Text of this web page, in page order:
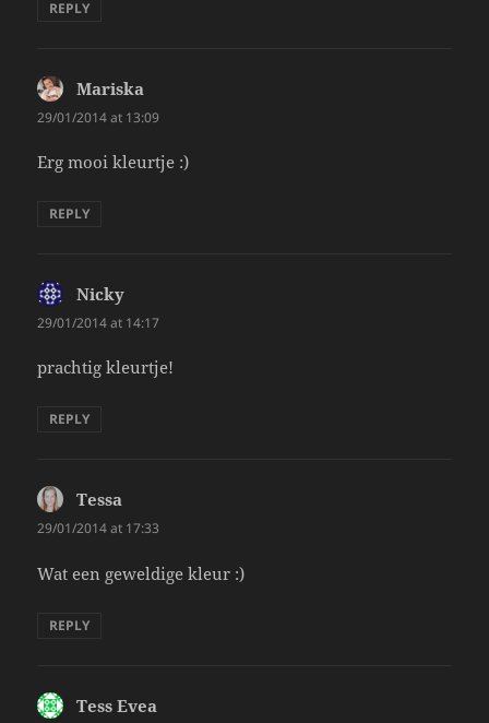
REPLY
Mariska
29/01/2014 at 13:09
Erg mooi kleurtje :)
REPLY
Nicky
29/01/2014 at 14:17
prachtig kleurtje!
REPLY
Tessa
29/01/2014 at 17:33
Wat een geweldige kleur :)
REPLY
Tess Evea